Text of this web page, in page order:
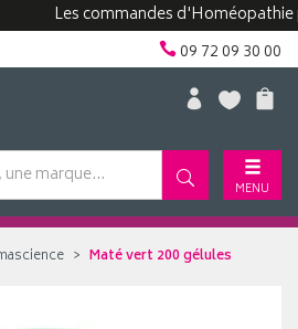
Les commandes d'Homéopathie
09 72 09 30 00
MENU
Maté vert 200 gélules